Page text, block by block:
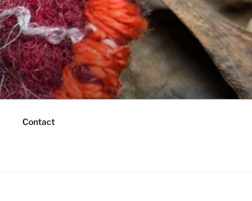
Contact